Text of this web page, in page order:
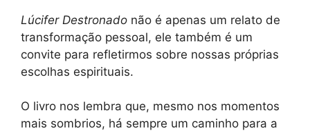
Lúcifer Destronado não é apenas um relato de
transformação pessoal, ele também é um
convite para refletirmos sobre nossas próprias
escolhas espirituais.
O livro nos lembra que, mesmo nos momentos
mais sombrios, há sempre um caminho para a